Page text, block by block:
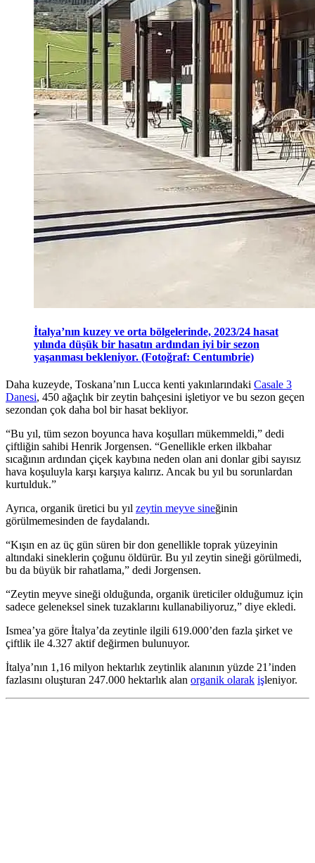
İtalya’nın kuzey ve orta bölgelerinde, 2023/24 hasat
yılında düşük bir hasatın ardından iyi bir sezon
yaşanması bekleniyor. (Fotoğraf: Centumbrie)
Daha kuzeyde, Toskana’nın Lucca kenti yakınlarındaki Casale 3
Danesi, 450 ağaçlık bir zeytin bahçesini işletiyor ve bu sezon geçen
sezondan çok daha bol bir hasat bekliyor.
“Bu yıl, tüm sezon boyunca hava koşulları mükemmeldi,” dedi
çiftliğin sahibi Henrik Jorgensen. “Genellikle erken ilkbahar
sıcağının ardından çiçek kaybına neden olan ani donlar gibi sayısız
hava koşuluyla karşı karşıya kalırız. Ancak bu yıl bu sorunlardan
kurtulduk.”
Ayrıca, organik üretici bu yıl zeytin meyve sineğinin
görülmemesinden de faydalandı.
“Kışın en az üç gün süren bir don genellikle toprak yüzeyinin
altındaki sineklerin çoğunu öldürür. Bu yıl zeytin sineği görülmedi,
bu da büyük bir rahatlama,” dedi Jorgensen.
“Zeytin meyve sineği olduğunda, organik üreticiler olduğumuz için
sadece geleneksel sinek tuzaklarını kullanabiliyoruz,” diye ekledi.
Ismea’ya göre İtalya’da zeytinle ilgili 619.000’den fazla şirket ve
çiftlik ile 4.327 aktif değirmen bulunuyor.
İtalya’nın 1,16 milyon hektarlık zeytinlik alanının yüzde 21’inden
fazlasını oluşturan 247.000 hektarlık alan organik olarak işleniyor.